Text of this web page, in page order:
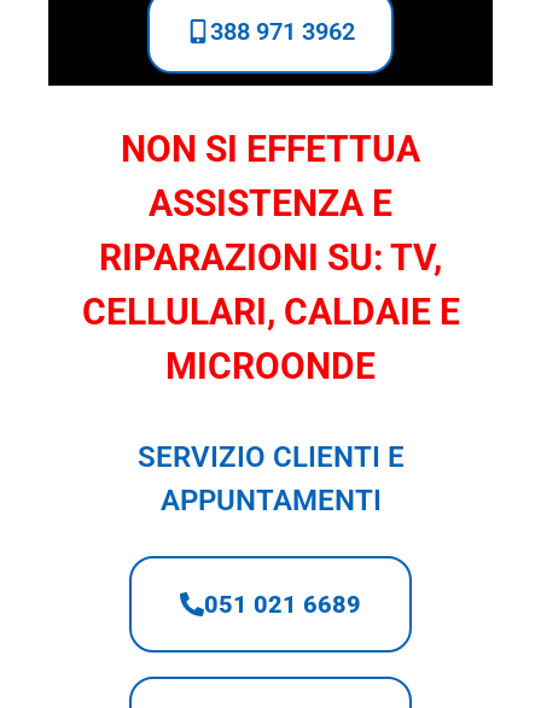
388 971 3962
NON SI EFFETTUA
ASSISTENZA E
RIPARAZIONI SU: TV,
CELLULARI, CALDAIE E
MICROONDE
SERVIZIO CLIENTI E
APPUNTAMENTI
051 021 6689